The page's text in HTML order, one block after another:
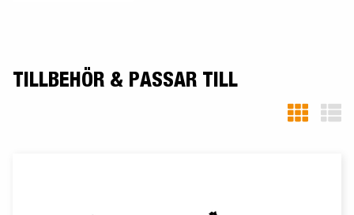
TILLBEHÖR & PASSAR TILL